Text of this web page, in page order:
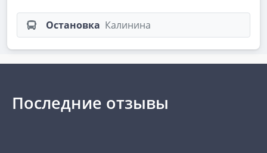
Остановка Калинина
Последние отзывы